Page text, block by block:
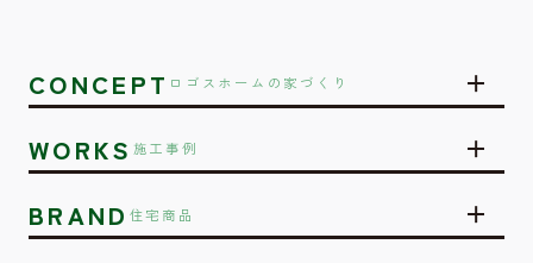
CONCEPT ロゴスホームの家づくり
WORKS 施工事例
BRAND 住宅商品